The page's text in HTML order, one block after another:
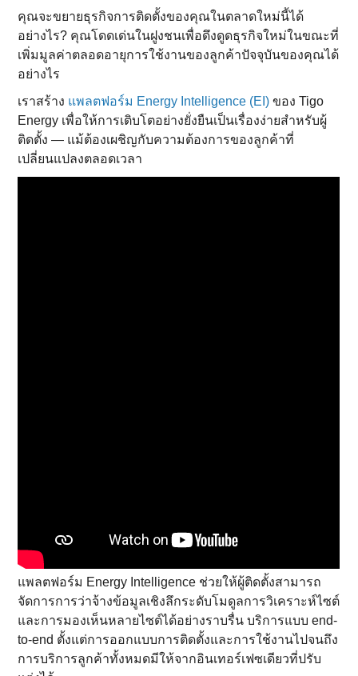
คุณจะขยายธุรกิจการติดตั้งของคุณในตลาดใหม่นี้ได้
อย่างไร? คุณโดดเด่นในฝูงชนเพื่อดึงดูดธุรกิจใหม่ในขณะที่
เพิ่มมูลค่าตลอดอายุการใช้งานของลูกค้าปัจจุบันของคุณได้
อย่างไร
เราสร้าง แพลตฟอร์ม Energy Intelligence (EI) ของ Tigo
Energy เพื่อให้การเติบโตอย่างยั่งยืนเป็นเรื่องง่ายสําหรับผู้
ติดตั้ง — แม้ต้องเผชิญกับความต้องการของลูกค้าที่
เปลี่ยนแปลงตลอดเวลา
แพลตฟอร์ม Energy Intelligence ช่วยให้ผู้ติดตั้งสามารถ
จัดการการว่าจ้างข้อมูลเชิงลึกระดับโมดูลการวิเคราะห์ไซต์
และการมองเห็นหลายไซต์ได้อย่างราบรื่น บริการแบบ end-
to-end ตั้งแต่การออกแบบการติดตั้งและการใช้งานไปจนถึง
การบริการลูกค้าทั้งหมดมีให้จากอินเทอร์เฟซเดียวที่ปรับ